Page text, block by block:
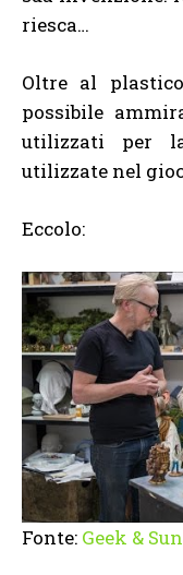
riesca…
Oltre al
possibile
utilizzati per
utilizzate nel
Eccolo:
Fonte: Geek &